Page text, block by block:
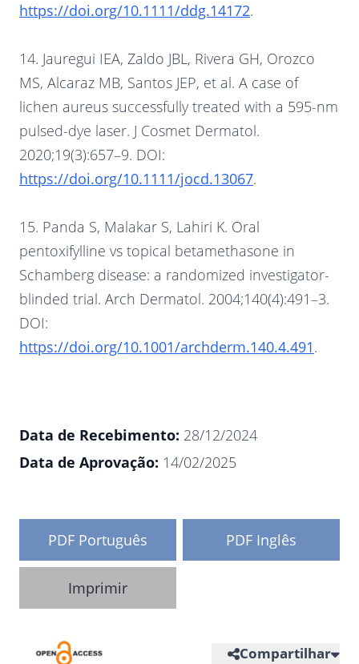
https://doi.org/10.1111/ddg.14172.
14. Jauregui IEA, Zaldo JBL, Rivera GH, Orozco
MS, Alcaraz MB, Santos JEP, et al. A case of
lichen aureus successfully treated with a 595-nm
pulsed-dye laser. J Cosmet Dermatol.
2020;19(3):657–9. DOI:
https://doi.org/10.1111/jocd.13067.
15. Panda S, Malakar S, Lahiri K. Oral
pentoxifylline vs topical betamethasone in
Schamberg disease: a randomized investigator-
blinded trial. Arch Dermatol. 2004;140(4):491–3.
DOI:
https://doi.org/10.1001/archderm.140.4.491.
Data de Recebimento: 28/12/2024
Data de Aprovação: 14/02/2025
PDF Português PDF Inglês
Imprimir
Compartilhar